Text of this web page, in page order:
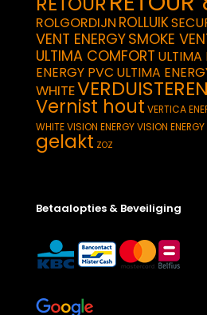
ROLGORDIJN ROLLUIK
VENT ENERGYSMOKE
ULTIMA COMFORT ULTIMA
ENERGY PVC ULTIMA
WHITE
Vernist hout VERTICA
WHITEVISION ENERGYVISION
gelakt ZOZ
Betaalopties & Beveiliging